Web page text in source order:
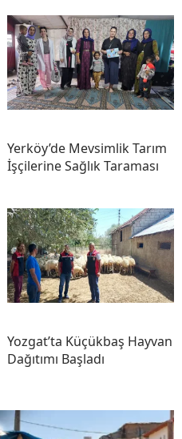
Yerköy’de Mevsimlik Tarım
İşçilerine Sağlık Taraması
Yozgat’ta Küçükbaş Hayvan
Dağıtımı Başladı